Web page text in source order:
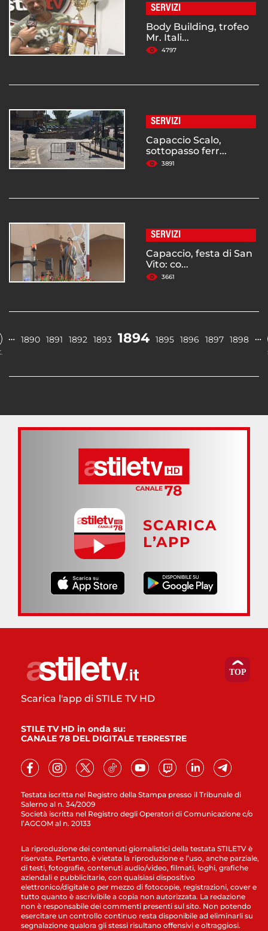
SERVIZI
Body Building, trofeo
Mr. Itali...
4797
SERVIZI
Capaccio Scalo,
sottopasso ferr...
3891
SERVIZI
Capaccio, festa di San
Vito: co...
3661
… 1890 1891 1892 1893 1894 1895 1896 1897 1898 …
SCARICA
L’APP
Testata iscritta nel Registro della Stampa presso il Tribunale di
Salerno al n. 34/2009
Società iscritta nel Registro degli Operatori di Comunicazione c/o
l’AGCOM al n. 20133
Scarica l'app di STILE TV HD
STILE TV HD in onda su:
CANALE 78 DEL DIGITALE TERRESTRE
La riproduzione dei contenuti giornalistici della testata STILETV è
riservata. Pertanto, è vietata la riproduzione e l’uso, anche parziale,
di testi, fotografie, contenuti audio/video, filmati, loghi, grafiche
aziendali e pubblicitarie, con qualsiasi dispositivo
elettronico/digitale o per mezzo di fotocopie, registrazioni, cover e
tutto quanto è ascrivibile a copia non autorizzata. La redazione
non è responsabile dei commenti presenti sul sito. Non potendo
esercitare un controllo continuo resta disponibile ad eliminarli su
segnalazione qualora gli stessi risultano offensivi e oltraggiosi.